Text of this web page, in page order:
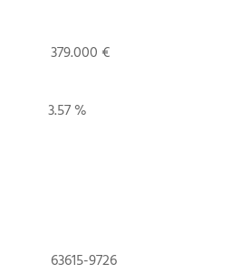
379.000 €
3.57 %
63615-9726